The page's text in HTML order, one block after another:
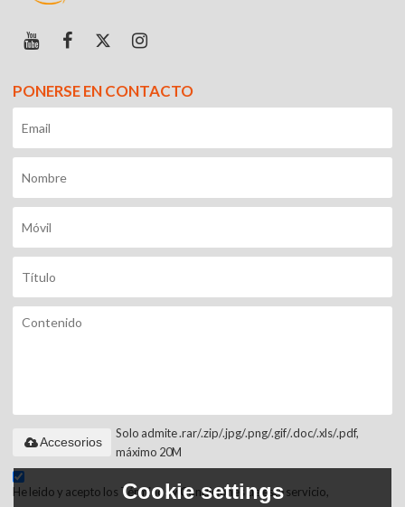
PONERSE EN CONTACTO
Solo admite .rar/.zip/.jpg/.png/.gif/.doc/.xls/.pdf,
máximo 20M
Accesorios
He leido y acepto los Términos y Condiciones de este servicio,
Cookie settings